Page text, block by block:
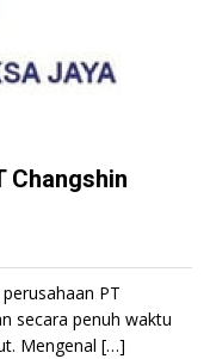
Changshin
PT
secara penuh waktu
Mengenal […]